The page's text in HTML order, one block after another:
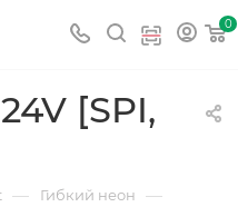
0
[SPI,
— Гибкий неон —